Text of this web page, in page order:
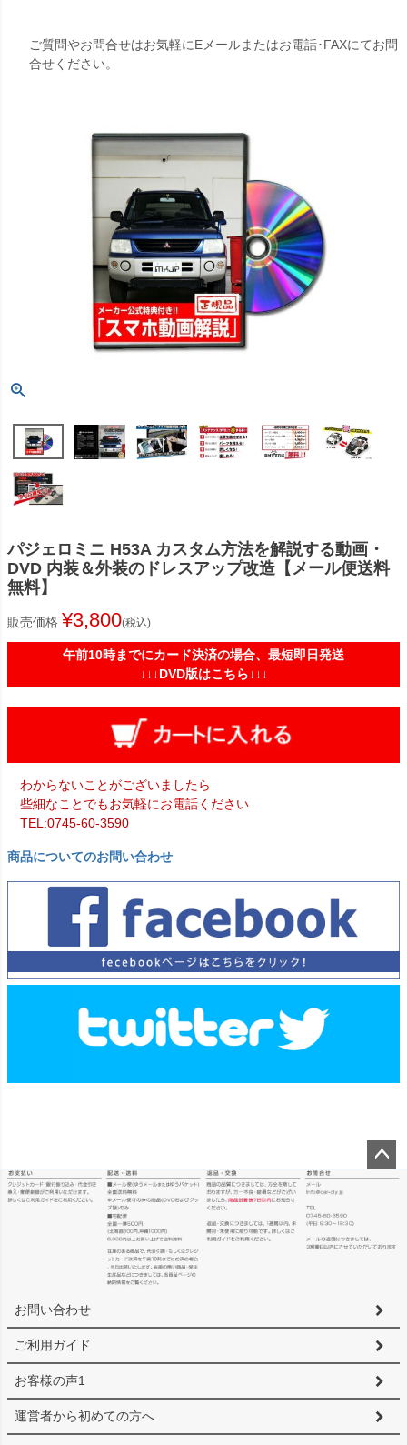
ご質問やお問合せはお気軽にEメールまたはお電話･FAXにてお問
合せください。
パジェロミニ H53A カスタム方法を解説する動画・
DVD 内装＆外装のドレスアップ改造【メール便送料
無料】
販売価格 ¥3,800 税込
午前10時までにカード決済の場合、最短即日発送
↓↓↓DVD版はこちら↓↓↓
わからないことがございましたら
些細なことでもお気軽にお電話ください
TEL:0745-60-3590
商品についてのお問い合わせ
ペー
へ
お問い合わせ
ご利用ガイド
お客様の声1
運営者から初めての方へ